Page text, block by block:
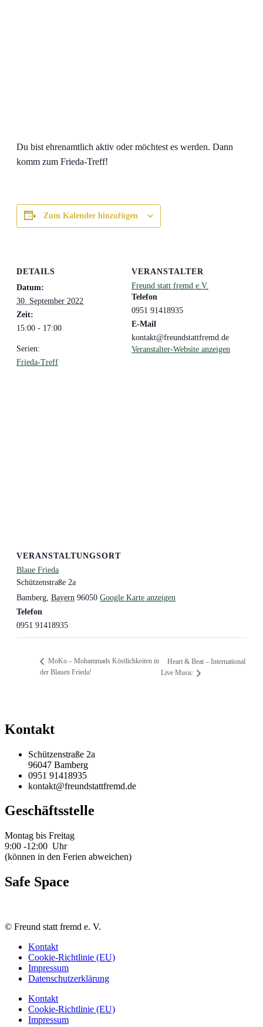
Du bist ehrenamtlich aktiv oder möchtest es werden. Dann
komm zum Frieda-Treff!
Zum Kalender hinzufügen
DETAILS
Datum:
30. September 2022
Zeit:
15:00 - 17:00
Serien:
Frieda-Treff
VERANSTALTER
Freund statt fremd e.V.
Telefon
0951 91418935
E-Mail
kontakt@freundstattfremd.de
Veranstalter-Website anzeigen
VERANSTALTUNGSORT
Blaue Frieda
Schützenstraße 2a
Bamberg Bayern 96050 Google Karte anzeigen
Telefon
0951 91418935
MoKo – Mohammads Köstlichkeiten in
der Blauen Frieda!
Heart & Beat – International
Live Music
Kontakt
Schützenstraße 2a
96047 Bamberg
0951 91418935
kontakt@freundstattfremd.de
Geschäftsstelle
Montag bis Freitag
9:00 -12:00 Uhr
(können in den Ferien abweichen)
Safe Space
© Freund statt fremd e. V.
Kontakt
Cookie-Richtlinie (EU)
Impressum
Datenschutzerklärung
Kontakt
Cookie-Richtlinie (EU)
Impressum